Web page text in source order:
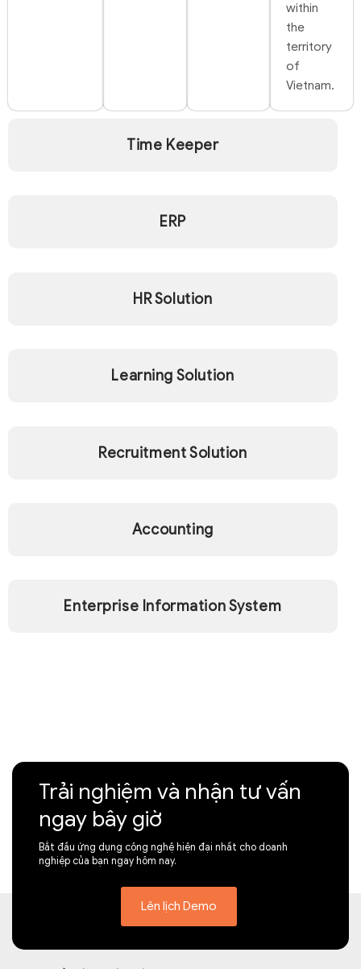
Time Keeper
ERP
HR Solution
Learning Solution
Recruitment Solution
Accounting
Enterprise Information System
within
the
territory
of
Vietnam.
Trải nghiệm và nhận tư vấn
ngay bây giờ
Bắt đầu ứng dụng công nghệ hiện đại nhất cho doanh
nghiệp của bạn ngay hôm nay.
Lên lịch Demo